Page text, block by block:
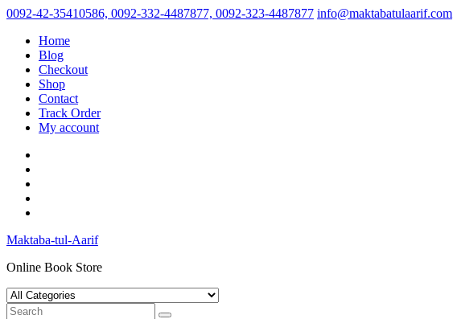
Skip
content
0092-42-35410586, 0092-332-4487877, 0092-323-4487877 info@maktabatulaarif.com
Home
Blog
Checkout
Shop
Contact
Track Order
My account
Maktaba-tul-Aarif
Online Book Store